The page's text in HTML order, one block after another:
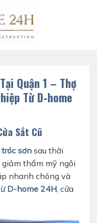
Quận 1 – Thợ
Từ D-home
Sắt Cũ
sơnsau thời
giảm thẩm mỹ ngôi
nhanh chóng và
D-home 24H , cửa